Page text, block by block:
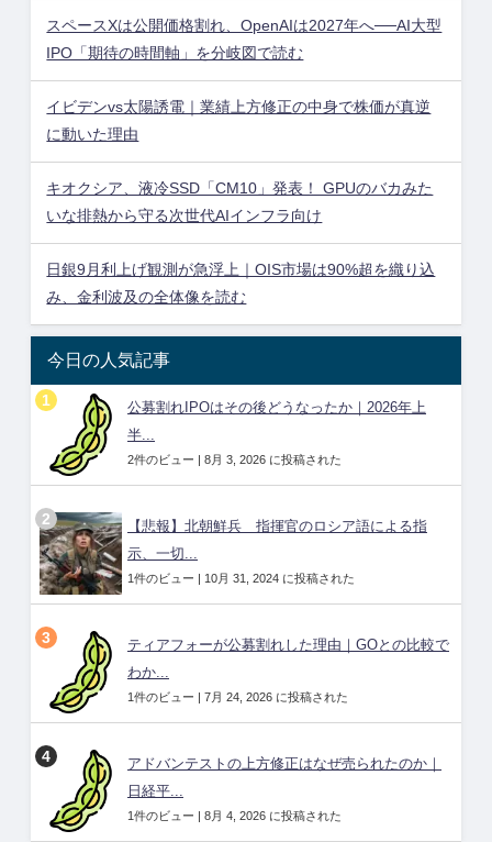
スペースXは公開価格割れ、OpenAIは2027年へ──AI大型
IPO「期待の時間軸」を分岐図で読む
イビデンvs太陽誘電｜業績上方修正の中身で株価が真逆
に動いた理由
キオクシア、液冷SSD「CM10」発表！ GPUのバカみた
いな排熱から守る次世代AIインフラ向け
日銀9月利上げ観測が急浮上｜OIS市場は90%超を織り込
み、金利波及の全体像を読む
今日の人気記事
公募割れIPOはその後どうなったか｜2026年上
半...
2件のビュー | 8月 3, 2026 に投稿された
【悲報】北朝鮮兵 指揮官のロシア語による指
示、一切...
1件のビュー | 10月 31, 2024 に投稿された
ティアフォーが公募割れした理由｜GOとの比較で
わか...
1件のビュー | 7月 24, 2026 に投稿された
アドバンテストの上方修正はなぜ売られたのか｜
日経平...
1件のビュー | 8月 4, 2026 に投稿された